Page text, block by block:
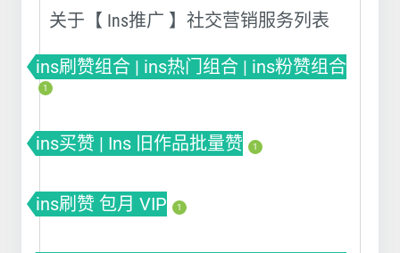
关于【 Ins推广 】社交营销服务列表
ins刷赞组合 | ins热门组合 | ins粉赞组合
1
ins买赞 | Ins 旧作品批量赞 1
ins刷赞 包月 VIP 1